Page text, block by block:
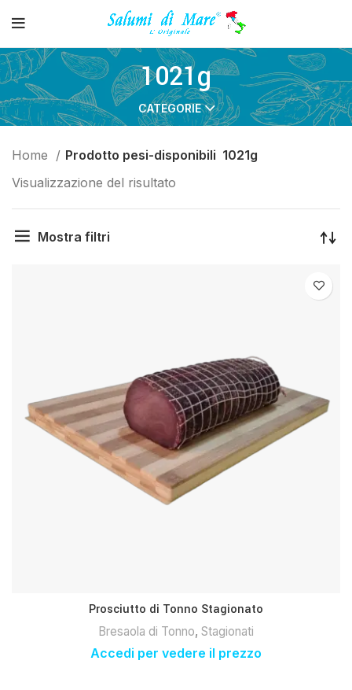
1021g
CATEGORIE
Home Prodotto pesi-disponibili 1021g
Visualizzazione del risultato
Mostra filtri
Prosciutto di Tonno Stagionato
Bresaola di Tonno, Stagionati
Accedi per vedere il prezzo